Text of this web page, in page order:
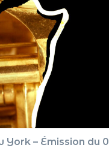
York – Émission du